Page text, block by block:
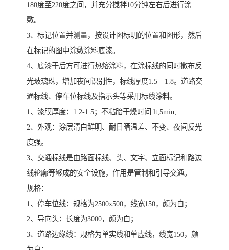
180度至220度之间，并充分搅拌10分钟左右后进行涂
敷。
3、标记位置并测量，按设计图标明的位置和图形，然后
在标记的图中涂敷涂料底漆。
4、底漆干后方可进行热熔涂料，在涂标线的同时撒布反
光玻璃珠，增加夜间识别性，标线厚度1.5—1.8。道路交
通标线、停车位标线及指示头等采用标线涂料。
1、漆膜厚度：1.2-1.5；不粘胎干燥时间 lt;5min;
2、外观：涂层清白鲜明、耐日晒温差、不变、夜间反光
度强。
3、交通标线是由路面标线、头、文字、立面标记和路边
线轮廓等够成的安全设施，作用是管制和引导交通。
规格：
1、停车位线：规格为2500x500，线宽150，颜为白；
2、导向头：长度为3000，颜为白；
3、道路边缘线：规格为单实线和单虚线，线宽150，颜